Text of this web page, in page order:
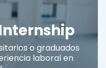
o graduados
laboral en